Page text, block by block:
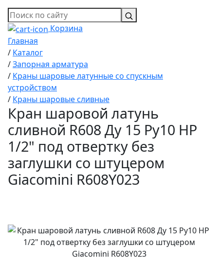
Корзина
Главная
/ Каталог
/Запорная арматура
/ Краны шаровые латунные со спускным
устройством
/ Краны шаровые сливные
Кран шаровой латунь
сливной R608 Ду 15 Ру10 НР
1/2" под отвертку без
заглушки со штуцером
Giacomini R608Y023